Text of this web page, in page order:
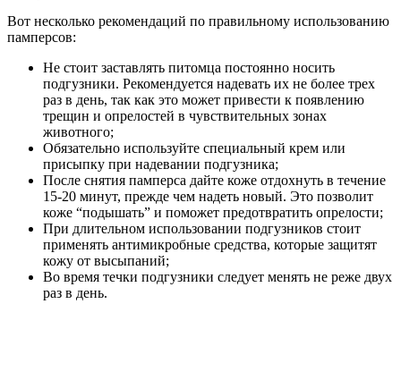
Вот несколько рекомендаций по правильному использованию
памперсов:
Не стоит заставлять питомца постоянно носить
подгузники. Рекомендуется надевать их не более трех
раз в день, так как это может привести к появлению
трещин и опрелостей в чувствительных зонах
животного;
Обязательно используйте специальный крем или
присыпку при надевании подгузника;
После снятия памперса дайте коже отдохнуть в течение
15-20 минут, прежде чем надеть новый. Это позволит
коже “подышать” и поможет предотвратить опрелости;
При длительном использовании подгузников стоит
применять антимикробные средства, которые защитят
кожу от высыпаний;
Во время течки подгузники следует менять не реже двух
раз в день.